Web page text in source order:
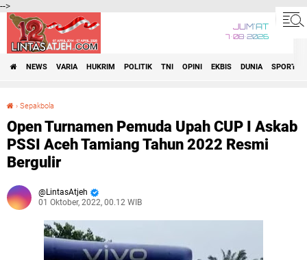
-->
JUM'AT
7•08•2026
NEWS VARIA HUKRIM POLITIK TNI OPINI EKBIS DUNIA SPORT
› Sepakbola
Open Turnamen Pemuda Upah CUP I Askab
PSSI Aceh Tamiang Tahun 2022 Resmi
Bergulir
LintasAtjeh
01 Oktober, 2022, 00.12 WIB